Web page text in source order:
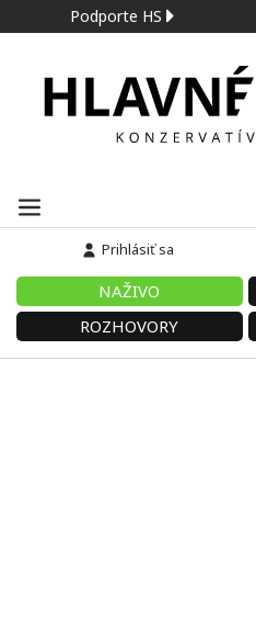
Podporte HS
Prihlásiť sa
NAŽIVO
ROZHOVORY